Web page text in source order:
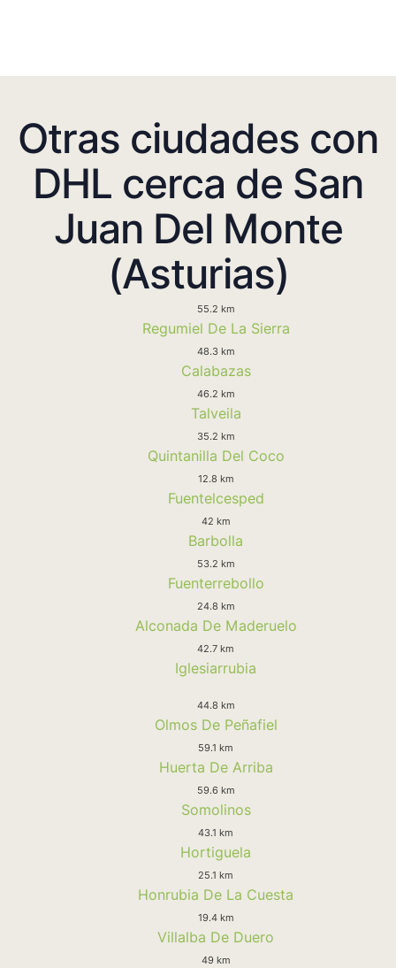
Otras ciudades con
DHL cerca de San
Juan Del Monte
(Asturias)
55.2 km
Regumiel De La Sierra
48.3 km
Calabazas
46.2 km
Talveila
35.2 km
Quintanilla Del Coco
12.8 km
Fuentelcesped
42 km
Barbolla
53.2 km
Fuenterrebollo
24.8 km
Alconada De Maderuelo
42.7 km
Iglesiarrubia
44.8 km
Olmos De Peñafiel
59.1 km
Huerta De Arriba
59.6 km
Somolinos
43.1 km
Hortiguela
25.1 km
Honrubia De La Cuesta
19.4 km
Villalba De Duero
49 km